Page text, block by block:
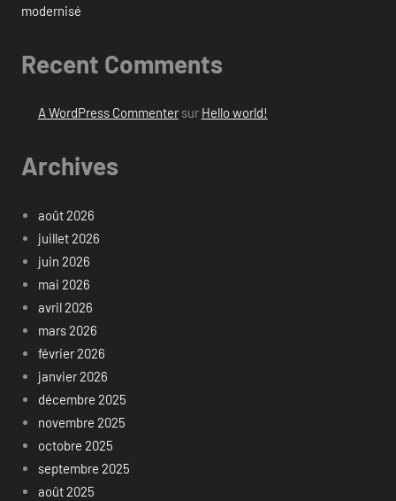
modernisé
Recent Comments
A WordPress Commentersur Hello world!
Archives
août 2026
juillet 2026
juin 2026
mai 2026
avril 2026
mars 2026
février 2026
janvier 2026
décembre 2025
novembre 2025
octobre 2025
septembre 2025
août 2025